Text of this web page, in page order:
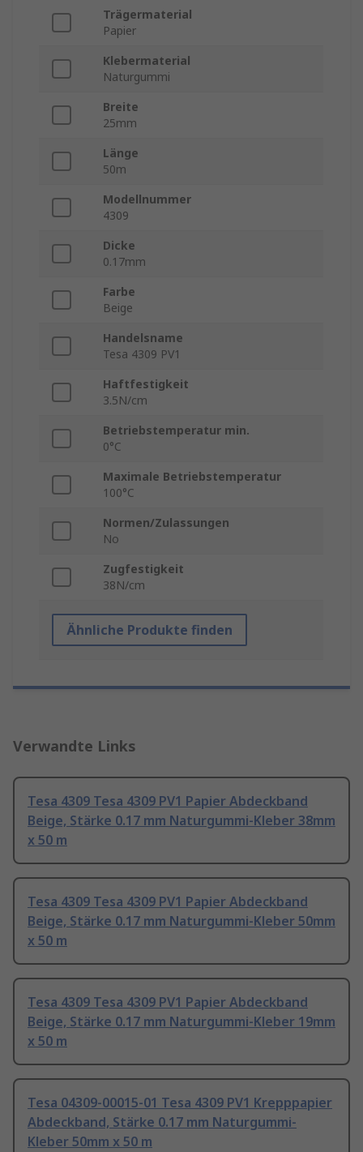
Trägermaterial
Papier
Klebermaterial
Naturgummi
Breite
25mm
Länge
50m
Modellnummer
4309
Dicke
0.17mm
Farbe
Beige
Handelsname
Tesa 4309 PV1
Haftfestigkeit
3.5N/cm
Betriebstemperatur min.
0°C
Maximale Betriebstemperatur
100°C
Normen/Zulassungen
No
Zugfestigkeit
38N/cm
Ähnliche Produkte finden
Verwandte Links
Tesa 4309 Tesa 4309 PV1 Papier Abdeckband
Beige, Stärke 0.17 mm Naturgummi-Kleber 38mm
x 50 m
Tesa 4309 Tesa 4309 PV1 Papier Abdeckband
Beige, Stärke 0.17 mm Naturgummi-Kleber 50mm
x 50 m
Tesa 4309 Tesa 4309 PV1 Papier Abdeckband
Beige, Stärke 0.17 mm Naturgummi-Kleber 19mm
x 50 m
Tesa 04309-00015-01 Tesa 4309 PV1 Krepppapier
Abdeckband, Stärke 0.17 mm Naturgummi-
Kleber 50mm x 50 m